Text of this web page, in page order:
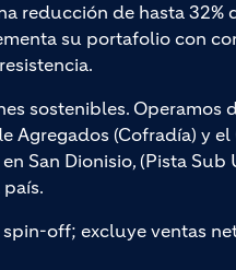
reducción de hasta
su portafolio con
sostenibles. Operamos
Agregados (Cofradía) y
San Dionisio, (Pista
off; excluye ventas